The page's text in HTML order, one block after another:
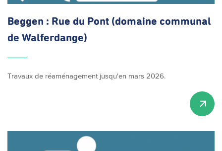
Beggen : Rue du Pont (domaine communal
de Walferdange)
Travaux de réaménagement jusqu'en mars 2026.